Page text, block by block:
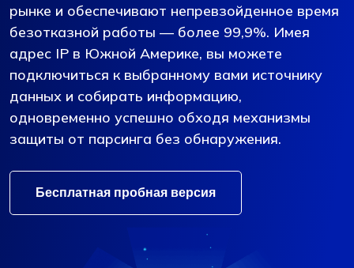
рынке и обеспечивают непревзойденное время
безотказной работы — более 99,9%. Имея
адрес IP в Южной Америке, вы можете
подключиться к выбранному вами источнику
данных и собирать информацию,
одновременно успешно обходя механизмы
защиты от парсинга без обнаружения.
Бесплатная пробная версия